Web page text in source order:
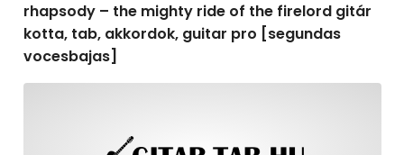
rhapsody – the mighty ride of the firelord gitár
kotta, tab, akkordok, guitar pro [segundas
vocesbajas]